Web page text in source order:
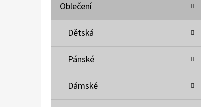
Oblečení
Dětská
Pánské
Dámské